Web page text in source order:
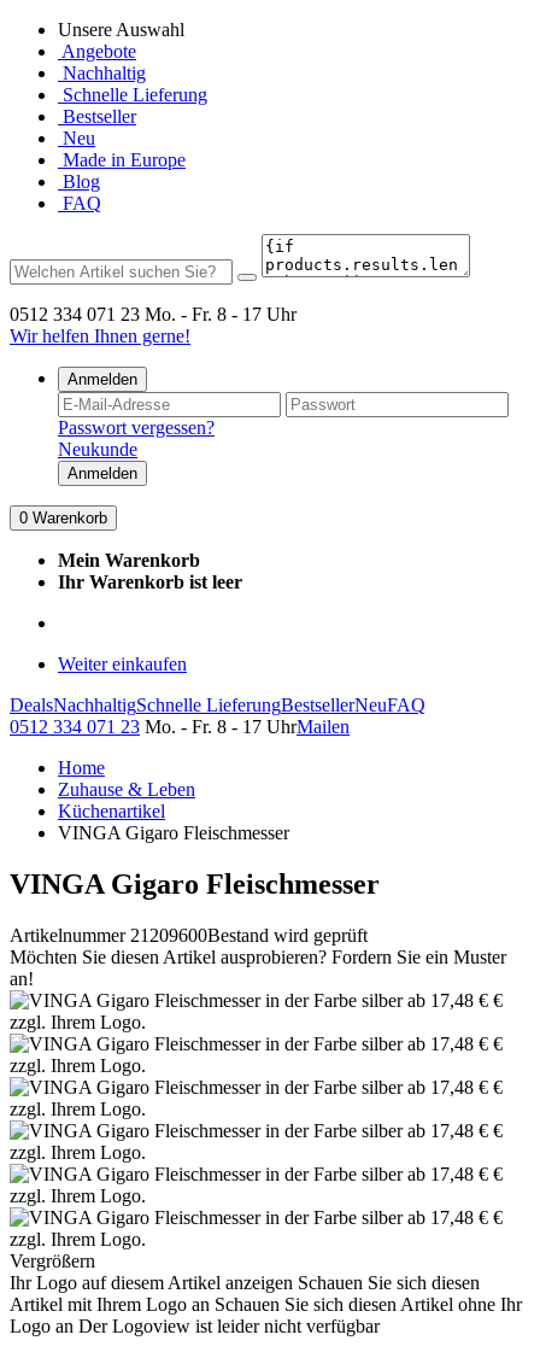
Unsere Auswahl
Angebote
Nachhaltig
Schnelle Lieferung
Bestseller
Neu
Made in Europe
Blog
FAQ
0512 334 071 23 Mo. - Fr. 8 - 17 Uhr
Wir helfen Ihnen gerne!
Anmelden
Passwort vergessen?
Neukunde
Anmelden
0 Warenkorb
Mein Warenkorb
Ihr Warenkorb ist leer
Weiter einkaufen
DealsNachhaltigSchnelle LieferungBestsellerNeuFAQ
0512 334 071 23 Mo. - Fr. 8 - 17 UhrMailen
Home
Zuhause & Leben
Küchenartikel
VINGA Gigaro Fleischmesser
VINGA Gigaro Fleischmesser
Artikelnummer 21209600Bestand wird geprüft
Möchten Sie diesen Artikel ausprobieren? Fordern Sie ein Muster
an!
Vergrößern
Ihr Logo auf diesem Artikel anzeigen Schauen Sie sich diesen
Artikel mit Ihrem Logo an Schauen Sie sich diesen Artikel ohne Ihr
Logo an Der Logoview ist leider nicht verfügbar